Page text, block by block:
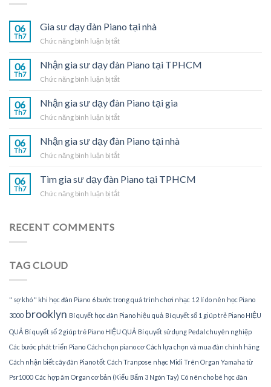
06
Th7
Gia sư dạy đàn Piano tại nhà
Chức năng bình luận bị tắtở
đàn
tại
06
Th7
Nhận gia sư dạy đàn Piano tại TPHCM
Chức năng bình luận bị tắtở
gia
dạy
Piano
06
Th7
Nhận gia sư dạy đàn Piano tại gia
Chức năng bình luận bị tắtở
gia
dạy
Piano
06
Th7
Nhận gia sư dạy đàn Piano tại nhà
Chức năng bình luận bị tắtở
gia
dạy
06
Th7
Tìm gia sư dạy đàn Piano tại TPHCM
Chức năng bình luận bị tắtở
RECENT COMMENTS
TAG CLOUD
" sợ khó " khi học đàn Piano 6 bước trong quá trình chơi nhạc 12 lí do nên học Piano
3000 brooklyn Bí quyết học đàn Piano hiệu quả Bí quyết số 1 giúp trẻ Piano HIỆU
QUẢ Bí quyết số 2 giúp trẻ Piano HIỆU QUẢ Bí quyết sử dụng Pedal chuyên nghiệp
Các bước phát triển Piano Cách chọn piano cơ Cách lựa chọn và mua đàn chính hãng
Cách nhận biết cây đàn Piano tốt Cách Tranpose nhạc Midi Trên Organ Yamaha từ
Psr1000 Các hợp âm Organ cơ bản (Kiểu Bấm 3 Ngón Tay) Có nên cho bé học đàn